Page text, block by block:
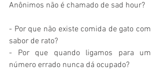
Anônimos não é chamado de sad hour?
- Por que não existe comida de gato com
sabor de rato?
- Por que quando ligamos para um
número errado nunca dá ocupado?